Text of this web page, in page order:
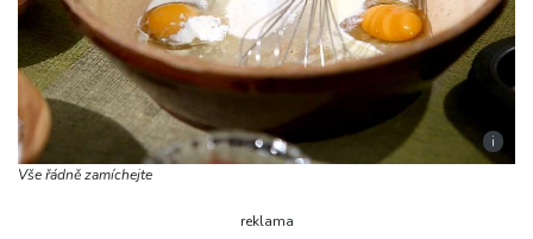
i
Vše řádně zamíchejte
reklama